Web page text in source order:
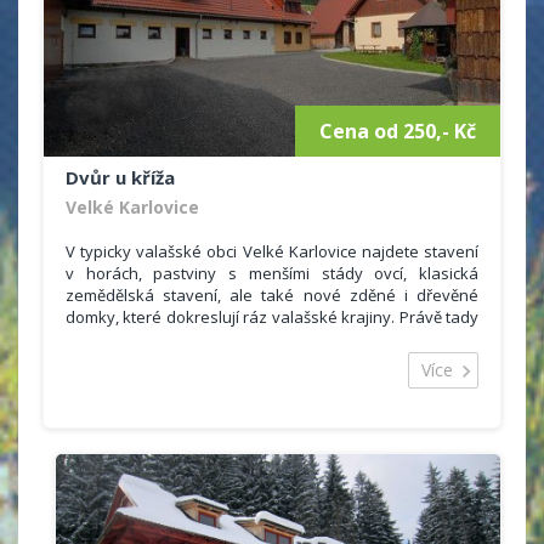
okruhu 1km se nachází řada lyžařských vleků pro
zdatné i méně zdatné lyžaře. Nejdelší vlek Velkých
Karlovic Ski-areál Razula je vzdálen asi 0,5 km.
Běžecká trať a cyklostezka protínají bezprostřední
okolí penzionu. Běžkaři pak mohou využít upravených
běžkařských tratí.
Cena od 250,- Kč
Dvůr u kříža
Velké Karlovice
V typicky valašské obci Velké Karlovice najdete stavení
v horách, pastviny s menšími stády ovcí, klasická
zemědělská stavení, ale také nové zděné i dřevěné
domky, které dokreslují ráz valašské krajiny. Právě tady
nabízíme ubytování pro 18 - 20 osob ve dvou
Podkrovní pokoje jsou oba vybaveny vlastním
sociálním zařízením – toaleta, umyvadlo a
sprchový kout. V pokojích jsou kuchyňské kouty
se skříňkou, policí, dřezem, el.vařičem,ledničkou.
Více